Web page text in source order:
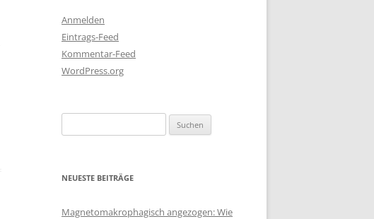
Anmelden
Eintrags-Feed
Kommentar-Feed
WordPress.org
nach:
NEUESTE BEITRÄGE
Magnetomakrophagisch angezogen: Wie